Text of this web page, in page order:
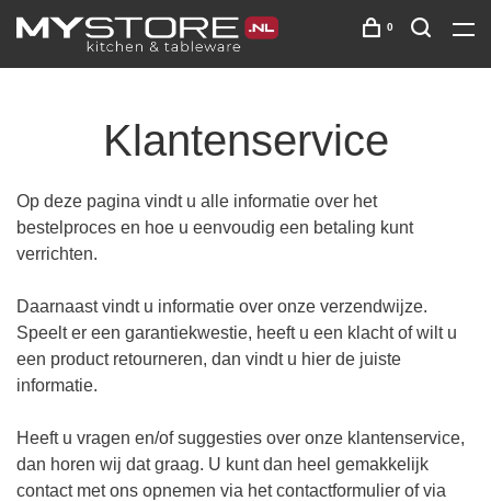
0
Klantenservice
Op deze pagina vindt u alle informatie over het
bestelproces en hoe u eenvoudig een betaling kunt
verrichten.
Daarnaast vindt u informatie over onze verzendwijze.
Speelt er een garantiekwestie, heeft u een klacht of wilt u
een product retourneren, dan vindt u hier de juiste
informatie.
Heeft u vragen en/of suggesties over onze klantenservice,
dan horen wij dat graag. U kunt dan heel gemakkelijk
contact met ons opnemen via het contactformulier of via